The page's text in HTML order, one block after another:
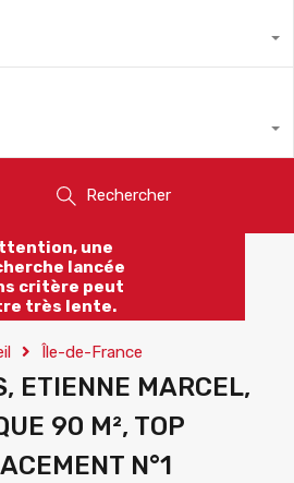
Rechercher
une
lancée
critère peut
très lente.
Île-de-France
ETIENNE MARCEL,
90 M², TOP
N°1